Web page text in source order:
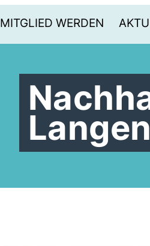
MITGLIED WERDEN